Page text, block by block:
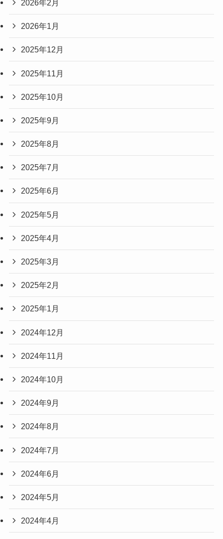
2026年2月
2026年1月
2025年12月
2025年11月
2025年10月
2025年9月
2025年8月
2025年7月
2025年6月
2025年5月
2025年4月
2025年3月
2025年2月
2025年1月
2024年12月
2024年11月
2024年10月
2024年9月
2024年8月
2024年7月
2024年6月
2024年5月
2024年4月